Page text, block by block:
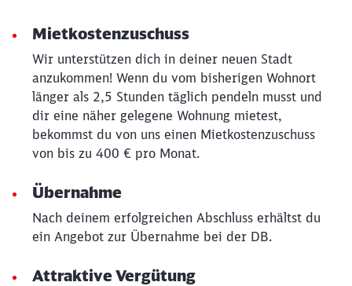
Mietkostenzuschuss
Wir unterstützen dich in deiner neuen Stadt
anzukommen! Wenn du vom bisherigen Wohnort
länger als 2,5 Stunden täglich pendeln musst und
dir eine näher gelegene Wohnung mietest,
bekommst du von uns einen Mietkostenzuschuss
von bis zu 400 € pro Monat.
Übernahme
Nach deinem erfolgreichen Abschluss erhältst du
ein Angebot zur Übernahme bei der DB.
Attraktive Vergütung
Möchten Sie zuweitergeleitet
werden?
Abbrechen Weiter